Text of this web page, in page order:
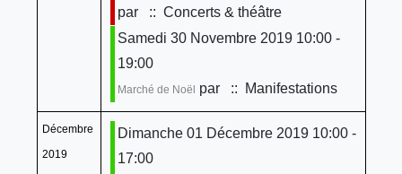
par
:: Concerts & théâtre
Samedi 30 Novembre 2019 10:00 -
19:00
Marché de Noël par :: Manifestations
Décembre
2019
Dimanche 01 Décembre 2019 10:00 -
17:00